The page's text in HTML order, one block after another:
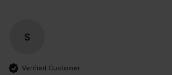
S
Verified Customer